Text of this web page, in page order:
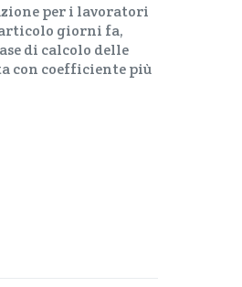
per i lavoratori
giorni fa,
di calcolo delle
con coefficiente più